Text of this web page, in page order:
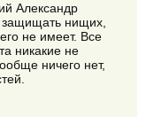
Александр
защищать нищих,
не имеет. Все
никакие не
ничего нет,